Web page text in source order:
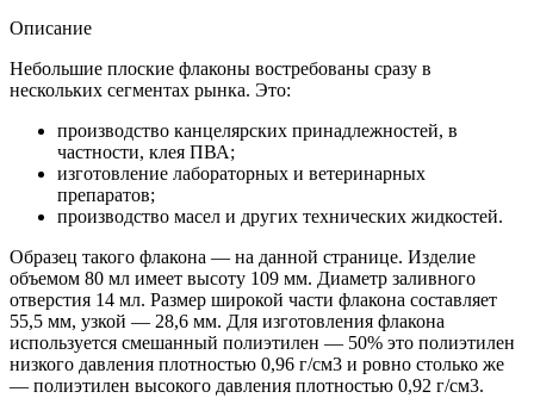
Описание
Небольшие плоские флаконы востребованы сразу в
нескольких сегментах рынка. Это:
производство канцелярских принадлежностей, в
частности, клея ПВА;
изготовление лабораторных и ветеринарных
препаратов;
производство масел и других технических жидкостей.
Образец такого флакона — на данной странице. Изделие
объемом 80 мл имеет высоту 109 мм. Диаметр заливного
отверстия 14 мл. Размер широкой части флакона составляет
55,5 мм, узкой — 28,6 мм. Для изготовления флакона
используется смешанный полиэтилен — 50% это полиэтилен
низкого давления плотностью 0,96 г/см3 и ровно столько же
— полиэтилен высокого давления плотностью 0,92 г/см3.